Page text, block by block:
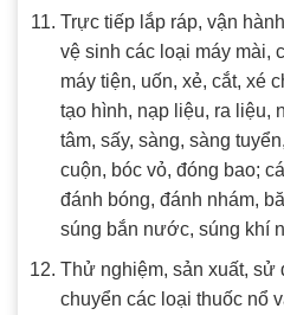
Trực tiếp lắp ráp, vận
vệ sinh các loại máy mài,
máy tiện, uốn, xẻ, cắt, xé
tạo hình, nạp liệu, ra liệu,
tâm, sấy, sàng, sàng
cuộn, bóc vỏ, đóng bao;
đánh bóng, đánh nhám,
súng bắn nước, súng khí
Thử nghiệm, sản xuất, sử
chuyển các loại thuốc nổ